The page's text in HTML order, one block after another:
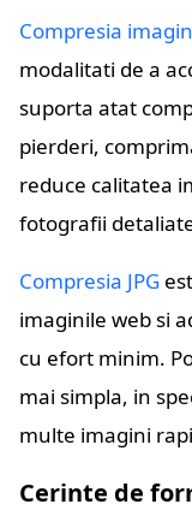
Compresia
modalitati de a
suporta atat
pierderi,
reduce calitatea
fotografii
Compresia JPG
imaginile web si
cu efort minim.
mai simpla, in
multe imagini
Cerinte de